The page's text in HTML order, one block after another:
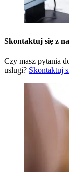
Skontaktuj się z
Czy masz pytania
usługi? Skontaktuj